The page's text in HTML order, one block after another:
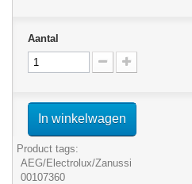
Aantal
In winkelwagen
Product tags:
AEG/Electrolux/Zanussi
00107360